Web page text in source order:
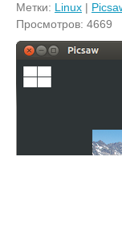
Метки: Linux |
Просмотров: 4669